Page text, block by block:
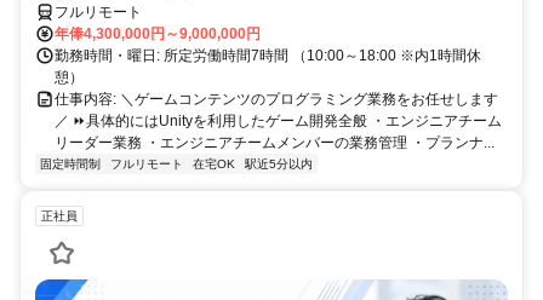
フルリモート
年俸4,300,000円～9,000,000円
勤務時間・曜日: 所定労働時間7時間 （10:00～18:00 ※内1時間休
憩）
仕事内容: ＼ゲームコンテンツのプログラミング業務をお任せします
／ ⏩具体的にはUnityを利用したゲーム開発全般 ・エンジニアチーム
リーダー業務 ・エンジニアチームメンバーの業務管理 ・プランナ...
固定時間制 フルリモート 在宅OK 駅近5分以内
正社員